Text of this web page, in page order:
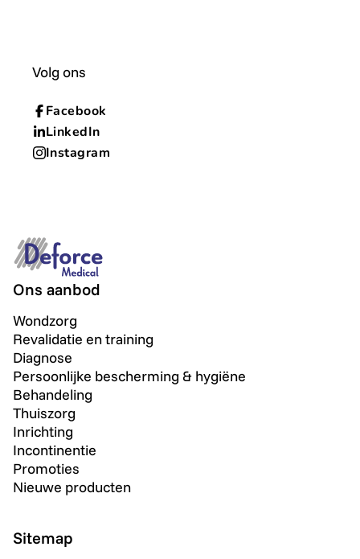
Volg ons
Facebook
LinkedIn
Instagram
Ons aanbod
Wondzorg
Revalidatie en training
Diagnose
Persoonlijke bescherming & hygiëne
Behandeling
Thuiszorg
Inrichting
Incontinentie
Promoties
Nieuwe producten
Sitemap